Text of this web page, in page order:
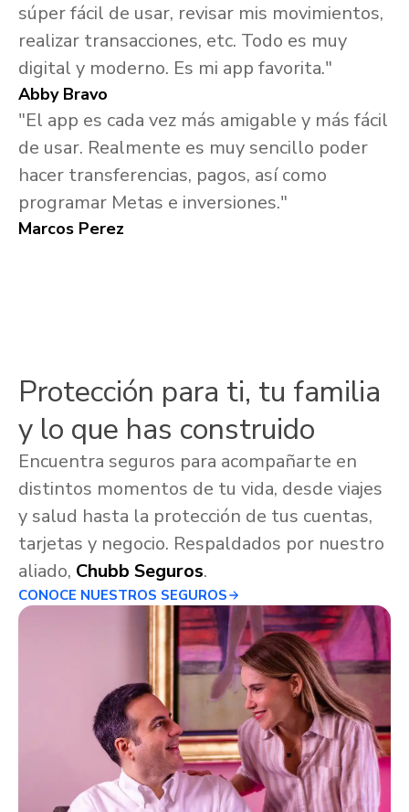
súper fácil de usar, revisar mis movimientos,
realizar transacciones, etc. Todo es muy
digital y moderno. Es mi app favorita."
Abby Bravo
"El app es cada vez más amigable y más fácil
de usar. Realmente es muy sencillo poder
hacer transferencias, pagos, así como
programar Metas e inversiones."
Marcos Perez
Protección para ti, tu familia
y lo que has construido
Encuentra seguros para acompañarte en
distintos momentos de tu vida, desde viajes
y salud hasta la protección de tus cuentas,
tarjetas y negocio. Respaldados por nuestro
aliado, Chubb Seguros.
CONOCE NUESTROS SEGUROS